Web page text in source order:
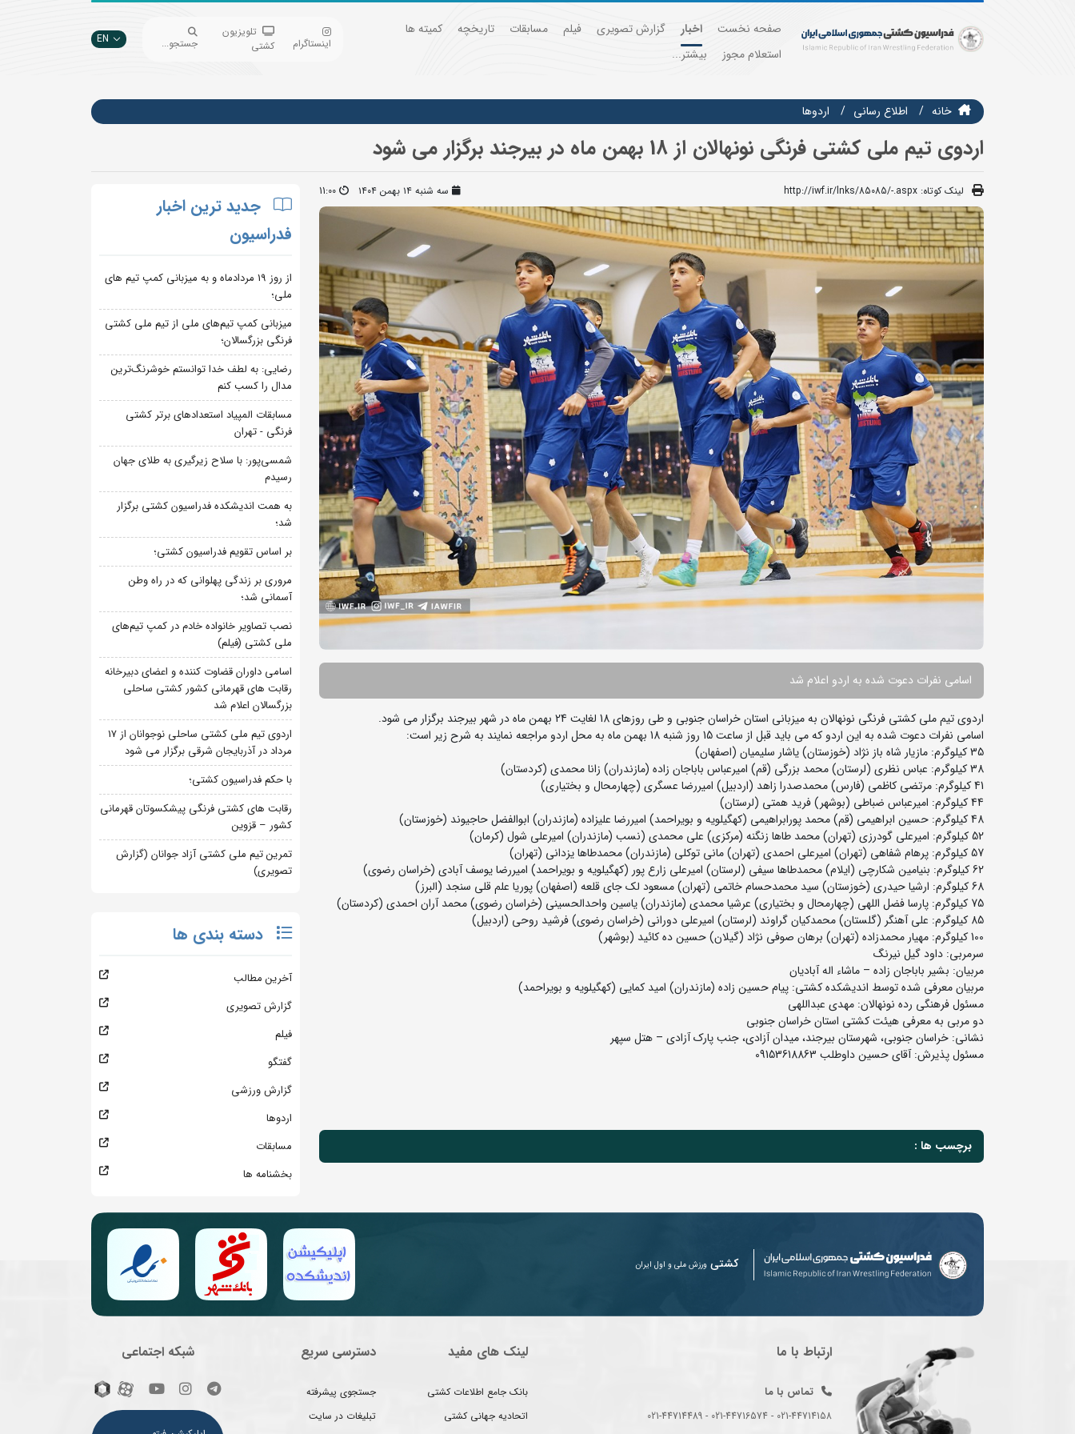
صفحه نخست اخبار گزارش تصویری فیلم مسابقات تاریخچه
کمیته ها
استعلام مجوز
بیشتر...
اینستاگرام
تلویزیون
کشتی
جستجو... EN
خانه اطلاع رسانی اردوها
اردوی تیم ملی کشتی فرنگی نونهالان از 18 بهمن ماه در بیرجند برگزار می شود
لینک کوتاه: http://iwf.ir/lnks/85085/-.aspx سه شنبه ۱۴ بهمن ۱۴۰۴ 11:00
اسامی نفرات دعوت شده به اردو اعلام شد
اردوی تیم ملی کشتی فرنگی نونهالان به میزبانی استان خراسان جنوبی و طی روزهای 18 لغایت 24 بهمن ماه در شهر بیرجند برگزار می شود.
اسامی نفرات دعوت شده به این اردو که می باید قبل از ساعت 15 روز شنبه 18 بهمن ماه به محل اردو مراجعه نمایند به شرح زیر است:
35 کیلوگرم: مازیار شاه باز نژاد (خوزستان) یاشار سلیمیان (اصفهان)
38 کیلوگرم: عباس نظری (لرستان) محمد بزرگی (قم) امیرعباس باباجان زاده (مازندران) زانا محمدی (کردستان)
41 کیلوگرم: مرتضی کاظمی (فارس) محمدصدرا زاهد (اردبیل) امیررضا عسگری (چهارمحال و بختیاری)
44 کیلوگرم: امیرعباس ضباطی (بوشهر) فرید همتی (لرستان)
48 کیلوگرم: حسین ابراهیمی (قم) محمد پورابراهیمی (کهگیلویه و بویراحمد) امیررضا علیزاده (مازندران) ابوالفضل حاجیوند (خوزستان)
52 کیلوگرم: امیرعلی گودرزی (تهران) محمد طاها زنگنه (مرکزی) علی محمدی (نسب (مازندران) امیرعلی شول (کرمان)
57 کیلوگرم: پرهام شفاهی (تهران) امیرعلی احمدی (تهران) مانی توکلی (مازندران) محمدطاها یزدانی (تهران)
62 کیلوگرم: بنیامین شکارچی (ایلام) محمدطاها سیفی (لرستان) امیرعلی زارع پور (کهگیلویه و بویراحمد) امیررضا یوسف آبادی (خراسان رضوی)
68 کیلوگرم: ارشیا حیدری (خوزستان) سید محمدحسام خاتمی (تهران) مسعود لک جای قلعه (اصفهان) پوریا علم قلی سنجد (البرز)
75 کیلوگرم: پارسا فضل اللهی (چهارمحال و بختیاری) عرشیا محمدی (مازندران) یاسین واحدالحسینی (خراسان رضوی) محمد آران احمدی (کردستان)
85 کیلوگرم: علی آهنگر (گلستان) محمدکیان گراوند (لرستان) امیرعلی دورانی (خراسان رضوی) فرشید روحی (اردبیل)
100 کیلوگرم: مهیار محمدزاده (تهران) برهان صوفی نژاد (گیلان) حسین ده کائید (بوشهر)
سرمربی: داود گیل نیرنگ
مربیان: بشیر باباجان زاده – ماشاء اله آبادیان
مربیان معرفی شده توسط اندیشکده کشتی: پیام حسین زاده (مازندران) امید کمایی (کهگیلویه و بویراحمد)
مسئول فرهنگی رده نونهالان: مهدی عبداللهی
دو مربی به معرفی هیئت کشتی استان خراسان جنوبی
نشانی: خراسان جنوبی، شهرستان بیرجند، میدان آزادی، جنب پارک آزادی – هتل سپهر
مسئول پذیرش: آقای حسین داوطلب 09153618863
برچسب ها :
جدید ترین اخبار
فدراسیون
از روز 19 مردادماه و به میزبانی کمپ تیم های
ملی؛
میزبانی کمپ تیم‌های ملی از تیم ملی کشتی
فرنگی بزرگسالان؛
رضایی: به لطف خدا توانستم خوشرنگ‌ترین
مدال را کسب کنم
مسابقات المپیاد استعدادهای برتر کشتی
فرنگی - تهران
شمسی‌پور: با سلاح زیرگیری به طلای جهان
رسیدم
به همت اندیشکده فدراسیون کشتی برگزار
شد؛
بر اساس تقویم فدراسیون کشتی؛
مروری بر زندگی پهلوانی که در راه وطن
آسمانی شد؛
نصب تصاویر خانواده خادم در کمپ تیم‌های
ملی کشتی (فیلم)
اسامی داوران قضاوت کننده و اعضای دبیرخانه
رقابت های قهرمانی کشور کشتی ساحلی
بزرگسالان اعلام شد
اردوی تیم ملی کشتی ساحلی نوجوانان از 17
مرداد در آذربایجان شرقی برگزار می شود
با حکم فدراسیون کشتی؛
رقابت های کشتی فرنگی پیشکسوتان قهرمانی
کشور – قزوین
تمرین تیم ملی کشتی آزاد جوانان (گزارش
تصویری)
دسته بندی ها
آخرین مطالب
گزارش تصویری
فیلم
گفتگو
گزارش ورزشی
اردوها
مسابقات
بخشنامه ها
کشتی ورزش ملی و اول ایران
ارتباط با ما
تماس با ما
021-44714158 - 021-44716574 - 021-44714489
لینک های مفید
بانک جامع اطلاعات کشتی
اتحادیه جهانی کشتی
دسترسی سریع
جستجوی پیشرفته
تبلیغات در سایت
شبکه اجتماعی